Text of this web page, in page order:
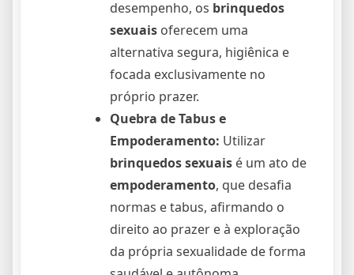
desempenho, os brinquedos
sexuais oferecem uma
alternativa segura, higiênica e
focada exclusivamente no
próprio prazer.
Quebra de Tabus e
Empoderamento: Utilizar
brinquedos sexuais é um ato de
empoderamento, que desafia
normas e tabus, afirmando o
direito ao prazer e à exploração
da própria sexualidade de forma